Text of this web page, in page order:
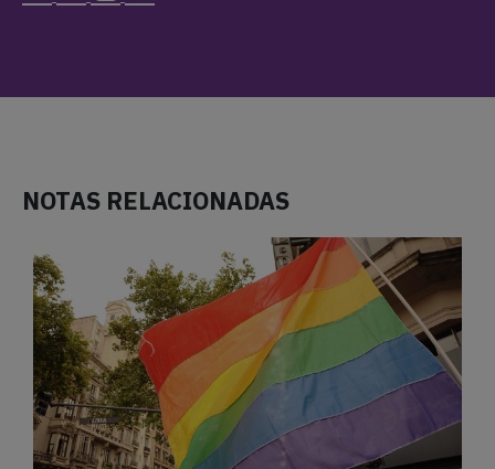
NOTAS RELACIONADAS